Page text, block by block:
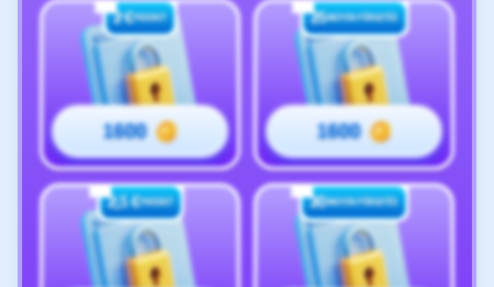
2 €FREEBET
1600
25INGYEN PÖRGETÉS
1600
2,5 €FREEBET 30INGYEN PÖRGETÉS